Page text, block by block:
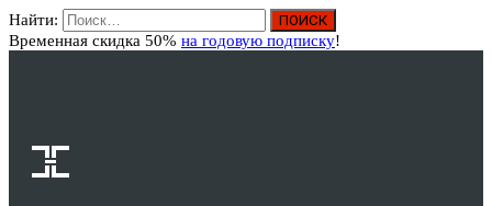
Найти:
Временная скидка 50% на годовую подписку!